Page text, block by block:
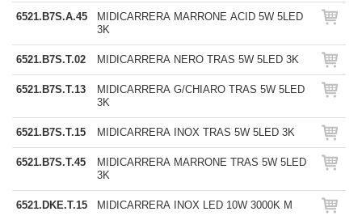
6521.B7S.A.45
MIDICARRERA MARRONE ACID 5W 5LED
3K
6521.B7S.T.02 MIDICARRERA NERO TRAS 5W 5LED 3K
6521.B7S.T.13
MIDICARRERA G/CHIARO TRAS 5W 5LED
3K
6521.B7S.T.15 MIDICARRERA INOX TRAS 5W 5LED 3K
6521.B7S.T.45
MIDICARRERA MARRONE TRAS 5W 5LED
3K
6521.DKE.T.15 MIDICARRERA INOX LED 10W 3000K M